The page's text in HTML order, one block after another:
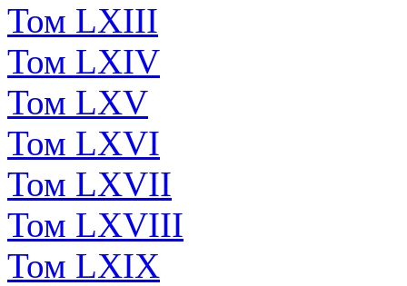
Том LXIII
Том LXIV
Том LXV
Том LXVI
Том LXVII
Том LXVIII
Том LXIX